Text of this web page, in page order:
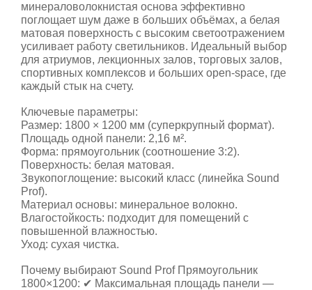
минераловолокнистая основа эффективно
поглощает шум даже в больших объёмах, а белая
матовая поверхность с высоким светоотражением
усиливает работу светильников. Идеальный выбор
для атриумов, лекционных залов, торговых залов,
спортивных комплексов и больших open-space, где
каждый стык на счету.
Ключевые параметры:
Размер: 1800 × 1200 мм (суперкрупный формат).
Площадь одной панели: 2,16 м².
Форма: прямоугольник (соотношение 3:2).
Поверхность: белая матовая.
Звукопоглощение: высокий класс (линейка Sound
Prof).
Материал основы: минеральное волокно.
Влагостойкость: подходит для помещений с
повышенной влажностью.
Уход: сухая чистка.
Почему выбирают Sound Prof Прямоугольник
1800×1200: ✔ Максимальная площадь панели —